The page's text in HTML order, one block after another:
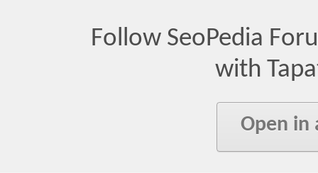
Follow SeoPedia
with
Open in